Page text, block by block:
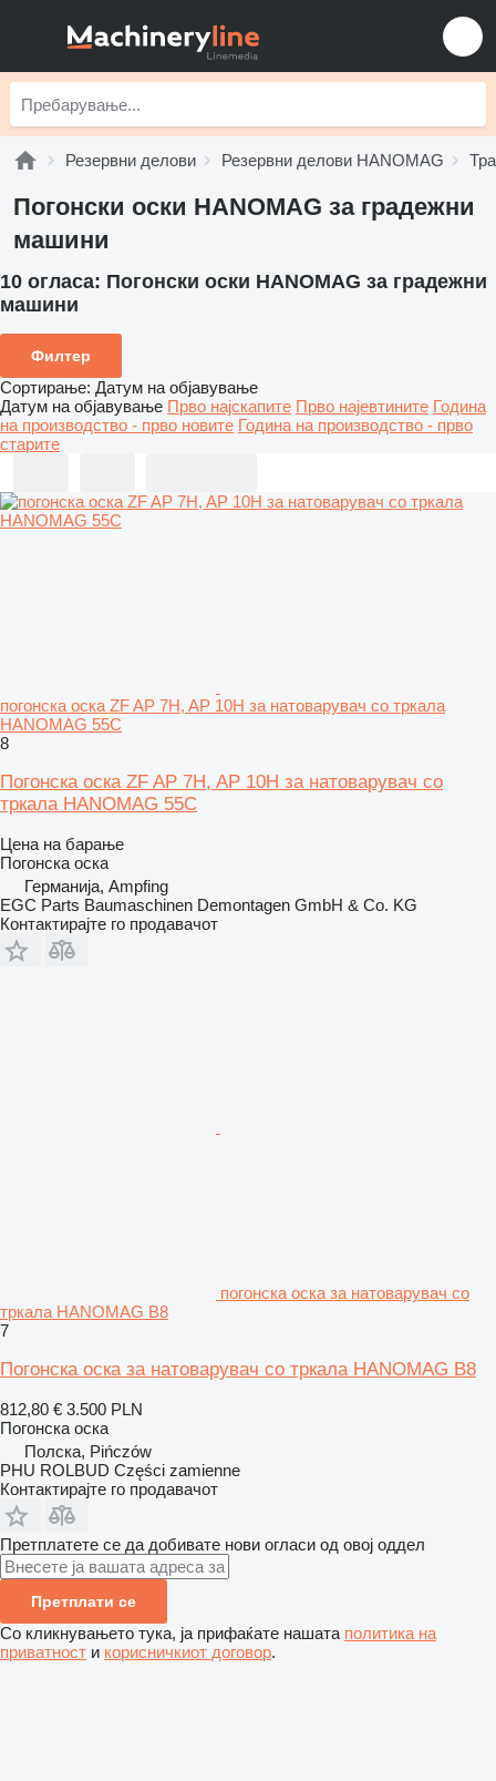
Резервни делови Резервни делови HANOMAG
Погонски оски HANOMAG за градежни
машини
10 огласа: Погонски оски HANOMAG за градежни
машини
Филтер
Сортирање: Датум на објавување
Датум на објавување Прво најскапите Прво најевтините Година
на производство - прво новите Година на производство - прво
старите
погонска оска ZF AP 7H, AP 10H за натоварувач со тркала
HANOMAG 55C
8
Погонска оска ZF AP 7H, AP 10H за натоварувач со
тркала HANOMAG 55C
Цена на барање
Погонска оска
Германија, Ampfing
EGC Parts Baumaschinen Demontagen GmbH & Co. KG
Контактирајте го продавачот
погонска оска за натоварувач со
тркала HANOMAG B8
7
Погонска оска за натоварувач со тркала HANOMAG B8
812,80 € 3.500 PLN
Погонска оска
Полска, Pińczów
PHU ROLBUD Części zamienne
Контактирајте го продавачот
Претплатете се да добивате нови огласи од овој оддел
Претплати се
Со кликнувањето тука, ја прифаќате нашата политика на
приватност и корисничкиот договор.